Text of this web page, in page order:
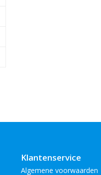
Klantenservice
Algemene voorwaarden